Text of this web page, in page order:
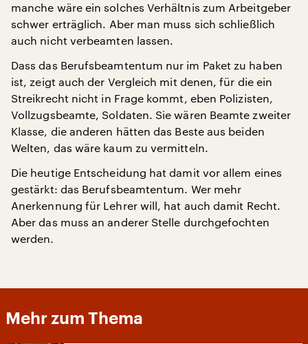
manche wäre ein solches Verhältnis zum Arbeitgeber
schwer erträglich. Aber man muss sich schließlich
auch nicht verbeamten lassen.
Dass das Berufsbeamtentum nur im Paket zu haben
ist, zeigt auch der Vergleich mit denen, für die ein
Streikrecht nicht in Frage kommt, eben Polizisten,
Vollzugsbeamte, Soldaten. Sie wären Beamte zweiter
Klasse, die anderen hätten das Beste aus beiden
Welten, das wäre kaum zu vermitteln.
Die heutige Entscheidung hat damit vor allem eines
gestärkt: das Berufsbeamtentum. Wer mehr
Anerkennung für Lehrer will, hat auch damit Recht.
Aber das muss an anderer Stelle durchgefochten
werden.
Mehr zum Thema